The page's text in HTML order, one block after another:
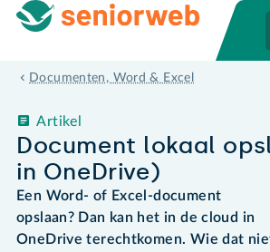
Documenten, Word & Excel
Document lokaal
in OneDrive)
Artikel
Een Word- of Excel-document
opslaan? Dan kan het in de cloud in
OneDrive terechtkomen. Wie dat